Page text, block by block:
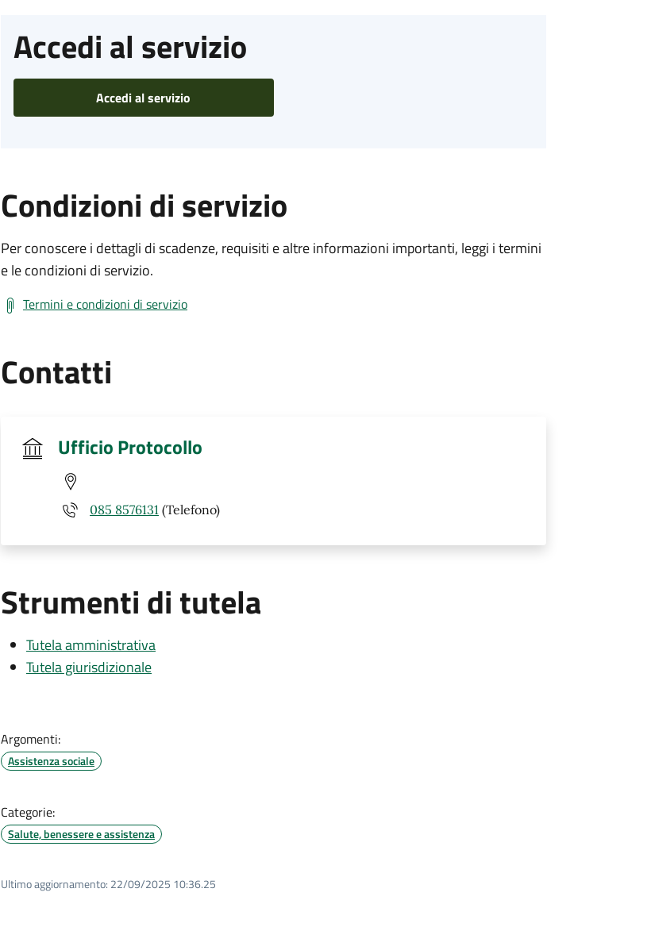
Accedi al servizio
Accedi al servizio
Condizioni di servizio
Per conoscere i dettagli di scadenze, requisiti e altre informazioni importanti, leggi i termini
e le condizioni di servizio.
Termini e condizioni di servizio
Contatti
Ufficio Protocollo
085 8576131 (Telefono)
Strumenti di tutela
Tutela amministrativa
Tutela giurisdizionale
Argomenti:
Assistenza sociale
Categorie:
Salute, benessere e assistenza
Ultimo aggiornamento: 22/09/2025 10:36.25